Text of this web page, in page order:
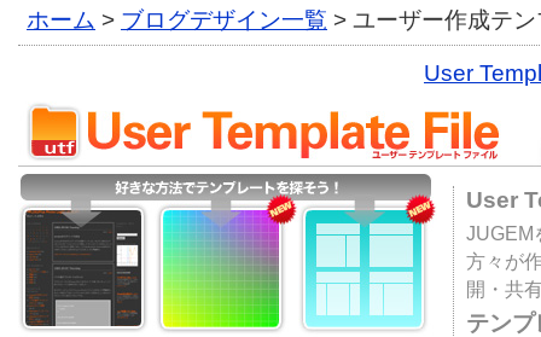
ホーム > ブログデザイン一覧 > ユーザー作成テ
User
User
JUGEM
方々が
開・共
テン